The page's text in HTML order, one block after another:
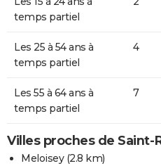
temps partiel
Les 25 à 54 ans à
temps partiel
4
Les 55 à 64 ans à
temps partiel
7
Villes proches de Saint-
Meloisey(2.8 km)